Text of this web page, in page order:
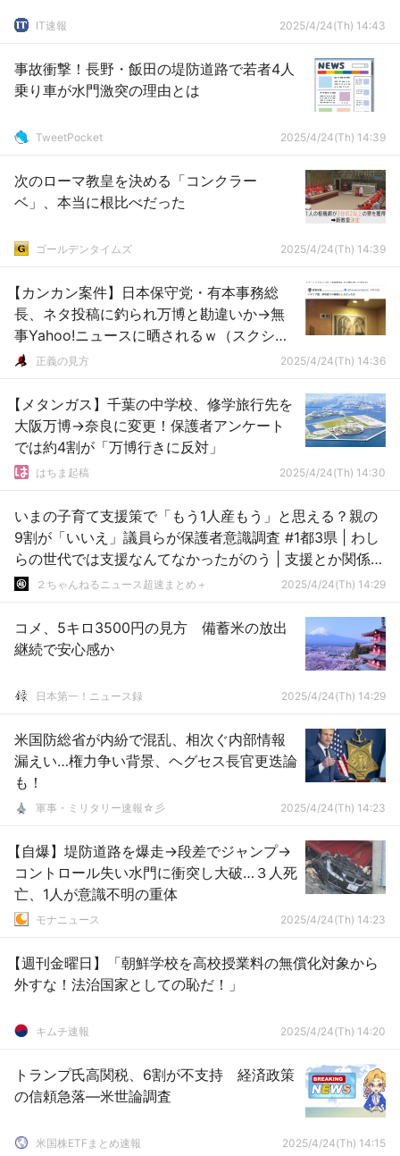
IT速報 2025/4/24(Th) 14:43
事故衝撃！長野・飯田の堤防道路で若者4人
乗り車が水門激突の理由とは
TweetPocket 2025/4/24(Th) 14:39
次のローマ教皇を決める「コンクラー
ベ」、本当に根比べだった
ゴールデンタイムズ 2025/4/24(Th) 14:39
【カンカン案件】日本保守党・有本事務総
長、ネタ投稿に釣られ万博と勘違いか→無
事Yahoo!ニュースに晒されるｗ（スクショ
あり）正義の見方 2025/4/24(Th) 14:36
【メタンガス】千葉の中学校、修学旅行先を
大阪万博→奈良に変更！保護者アンケート
では約4割が「万博行きに反対」
はちま起稿 2025/4/24(Th) 14:30
いまの子育て支援策で「もう1人産もう」と思える？親の
9割が「いいえ」議員らが保護者意識調査 #1都3県 | わし
らの世代では支援なんてなかったがのう | 支援とか関係な
くね２ちゃんねるニュース超速まとめ＋ 2025/4/24(Th) 14:29
コメ、5キロ3500円の見方 備蓄米の放出
継続で安心感か
日本第一！ニュース録 2025/4/24(Th) 14:29
米国防総省が内紛で混乱、相次ぐ内部情報
漏えい…権力争い背景、ヘグセス長官更迭論
も！
軍事・ミリタリー速報☆彡 2025/4/24(Th) 14:23
【自爆】堤防道路を爆走→段差でジャンプ→
コントロール失い水門に衝突し大破…３人死
亡、1人が意識不明の重体
モナニュース 2025/4/24(Th) 14:23
【週刊金曜日】「朝鮮学校を高校授業料の無償化対象から
外すな！法治国家としての恥だ！」
キムチ速報 2025/4/24(Th) 14:20
トランプ氏高関税、6割が不支持 経済政策
の信頼急落―米世論調査
米国株ETFまとめ速報 2025/4/24(Th) 14:15